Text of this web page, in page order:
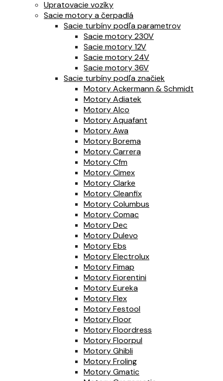
Upratovacie vozíky
Sacie motory a čerpadlá
Sacie turbíny podľa parametrov
Sacie motory 230V
Sacie motory 12V
Sacie motory 24V
Sacie motory 36V
Sacie turbíny podľa značiek
Motory Ackermann & Schmidt
Motory Adiatek
Motory Alco
Motory Aquafant
Motory Awa
Motory Borema
Motory Carrera
Motory Cfm
Motory Cimex
Motory Clarke
Motory Cleanfix
Motory Columbus
Motory Comac
Motory Dec
Motory Dulevo
Motory Ebs
Motory Electrolux
Motory Fimap
Motory Fiorentini
Motory Eureka
Motory Flex
Motory Festool
Motory Floor
Motory Floordress
Motory Floorpul
Motory Ghibli
Motory Froling
Motory Gmatic